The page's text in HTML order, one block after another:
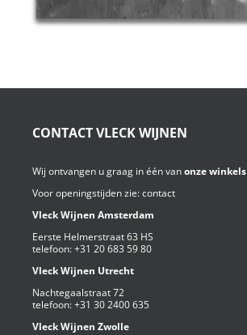
CONTACT VLECK WIJNEN
Wij ontvangen u graag in één vanonze winkels
Voor openingstijden zie:contact
Vleck Wijnen Amsterdam
Eerste Helmerstraat 63 HS
telefoon:+31 20 683 59 80
Vleck Wijnen Utrecht
Nachtegaalstraat 72
telefoon:+31 30 2400 635
Vleck Wijnen Zwolle